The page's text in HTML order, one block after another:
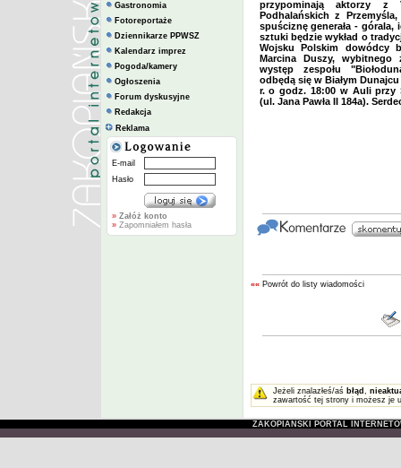
Gastronomia
Fotoreportaże
Dziennikarze PPWSZ
Kalendarz imprez
Pogoda/kamery
Ogłoszenia
Forum dyskusyjne
Redakcja
Reklama
E-mail
Hasło
» Załóż konto
» Zapomniałem hasła
przypominają aktorzy z
Podhalańskich z
spuściznę generała - górala,
sztuki będzie wykład o
Wojsku Polskim dowódcy
Marcina Duszy,
występ zespołu
odbędą się w Białym
r. o godz. 18:00 w Auli przy
(ul. Jana Pawła II 184a).
«« Powrót do listy wiadomości
Jeżeli znalazłeś/aś błąd ,
zawartość tej strony i możesz je
ZAKOPIAŃSKI PORTAL